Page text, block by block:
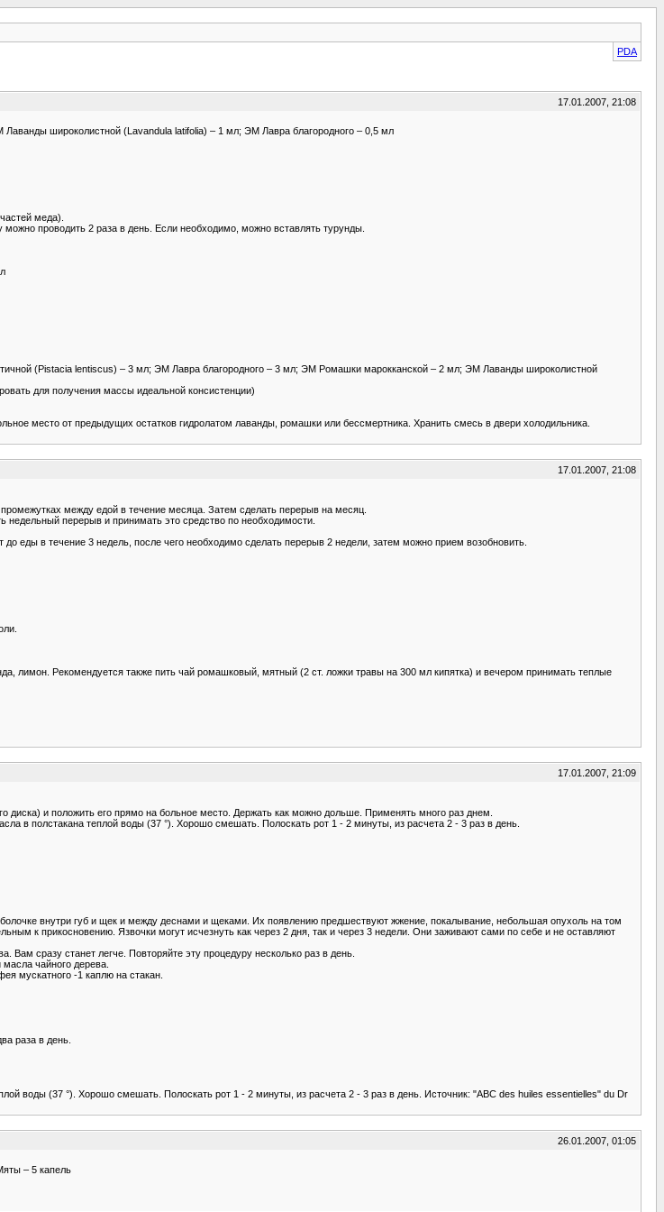
PDA
17.01.2007, 21:08
широколистной (Lavandula latifolia) – 1 мл; ЭМ Лавра благородного – 0,5 мл
меда).
проводить 2 раза в день. Если необходимо, можно вставлять турунды.
(Pistacia lentiscus) – 3 мл; ЭМ Лавра благородного – 3 мл; ЭМ Ромашки марокканской – 2 мл; ЭМ Лаванды широколистной
для получения массы идеальной консистенции)
место от предыдущих остатков гидролатом лаванды, ромашки или бессмертника. Хранить смесь в двери холодильника.
17.01.2007, 21:08
между едой в течение месяца. Затем сделать перерыв на месяц.
перерыв и принимать это средство по необходимости.
еды в течение 3 недель, после чего необходимо сделать перерыв 2 недели, затем можно прием возобновить.
лимон. Рекомендуется также пить чай ромашковый, мятный (2 ст. ложки травы на 300 мл кипятка) и вечером принимать теплые
17.01.2007, 21:09
диска) и положить его прямо на больное место. Держать как можно дольше. Применять много раз днем.
в полстакана теплой воды (37 °). Хорошо смешать. Полоскать рот 1 - 2 минуты, из расчета 2 - 3 раз в день.
внутри губ и щек и между деснами и щеками. Их появлению предшествуют жжение, покалывание, неболь­шая опухоль на том
к прикосновению. Язвочки могут исчезнуть как через 2 дня, так и через 3 недели. Они заживают сами по себе и не оставляют
сразу ста­нет легче. Повторяйте эту процедуру несколько раз в день.
чайного дерева.
мускатного -1 каплю на стакан.
раза в день.
воды (37 °). Хорошо смешать. Полоскать рот 1 - 2 минуты, из расчета 2 - 3 раз в день. Источник: "ABC des huiles essentielles" du Dr
26.01.2007, 01:05
– 5 капель